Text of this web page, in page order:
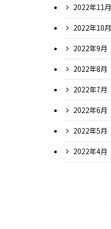
2022年11月
2022年10月
2022年9月
2022年8月
2022年7月
2022年6月
2022年5月
2022年4月